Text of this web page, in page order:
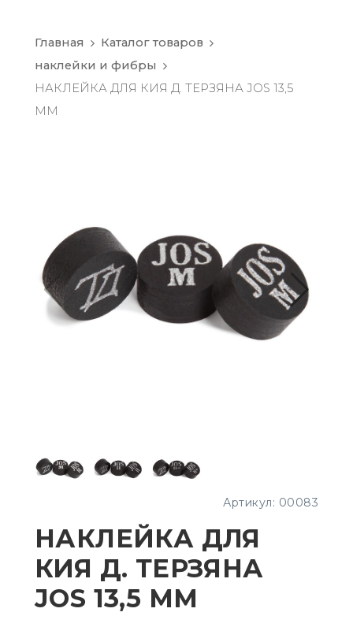
Главная
Каталог товаров
наклейки и фибры
НАКЛЕЙКА ДЛЯ КИЯ Д. ТЕРЗЯНА JOS 13,5
ММ
Артикул: 00083
НАКЛЕЙКА ДЛЯ
КИЯ Д. ТЕРЗЯНА
JOS 13,5 ММ